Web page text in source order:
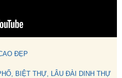
ĐẸP
BIỆT THỰ, LÂU ĐÀI DINH THỰ